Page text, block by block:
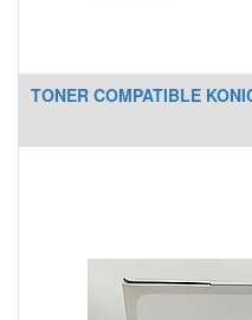
TONER COMPATIBLE